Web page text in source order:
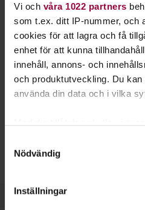
Vi och våra 1022 partners
som t.ex. ditt IP-nummer, och
cookies för att lagra och få
enhet för att kunna
innehåll, annons- och
och produktutveckling. Du
använda din data och i vilka
som kan ha en
Ta reda på mer om hur dina
Nödvändig
Inställningar
För att bli duktig på att köra
både teori och praktik. Det
sig att hantera skotern på ett
Transportstyrelsen utfärdar
att examinera dig behöver du
terrängkörningslagen, skötsel
förarbevis. Skoter får också